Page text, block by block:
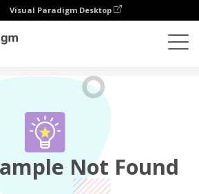
Visual Paradigm Desktop
Not Found